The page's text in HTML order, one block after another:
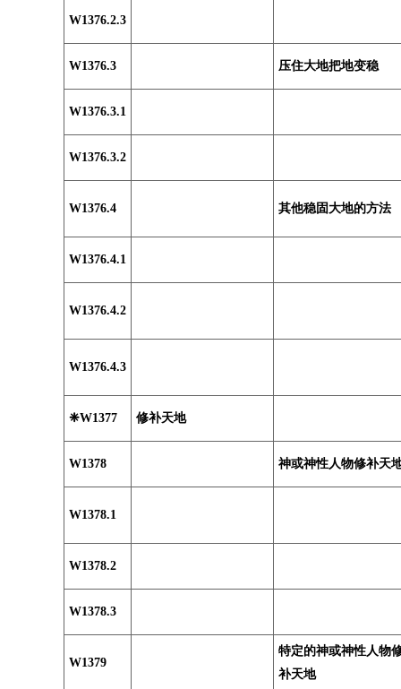
W1376.2.3
W1376.3 压住大地把地变稳
W1376.3.1
W1376.3.2
W1376.4 其他稳固大地的方法
W1376.4.1
W1376.4.2
W1376.4.3
❈W1377 修补天地
W1378 神或神性人物修补天
W1378.1
W1378.2
W1378.3
W1379
特定的神或神性人物
补天地